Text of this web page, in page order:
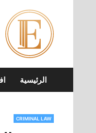
content
الرئيسية
CRIMINAL LAW